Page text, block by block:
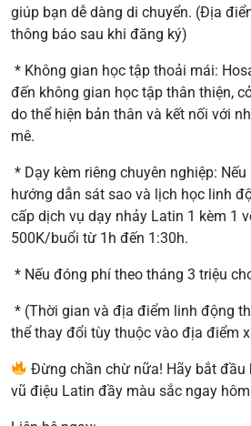
giúp bạn dễ dàng di chuyển. (Địa
thông báo sau khi đăng ký)
* Không gian học tập thoải mái:
đến không gian học tập thân thiện,
do thể hiện bản thân và kết nối với
mê.
* Dạy kèm riêng chuyên nghiệp:
hướng dẫn sát sao và lịch học linh
cấp dịch vụ dạy nhảy Latin 1 kèm 1
500K/buổi từ 1h đến 1:30h.
* Nếu đóng phí theo tháng 3 triệu
* (Thời gian và địa điểm linh động
thể thay đổi tùy thuộc vào địa điểm
Đừng chần chừ nữa! Hãy bắt đầu
vũ điệu Latin đầy màu sắc ngay